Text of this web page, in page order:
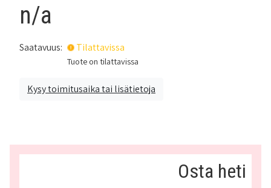
n/a
Saatavuus: Tilattavissa
Tuote on tilattavissa
Kysy toimitusaika tai lisätietoja
Osta heti